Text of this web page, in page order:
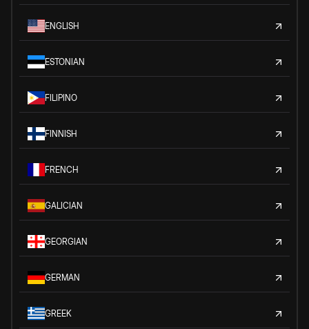
ENGLISH
ESTONIAN
FILIPINO
FINNISH
FRENCH
GALICIAN
GEORGIAN
GERMAN
GREEK